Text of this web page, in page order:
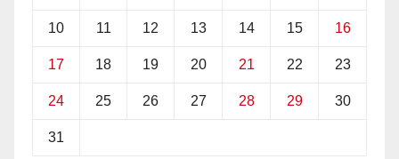
10 11 12 13 14 15 16
17 18 19 20 21 22 23
24 25 26 27 28 29 30
31